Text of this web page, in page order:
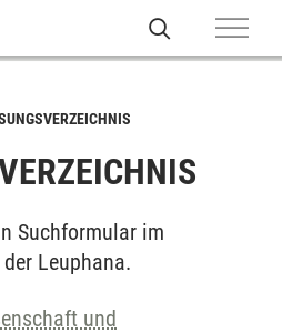
Suchformular im
Leuphana.
und